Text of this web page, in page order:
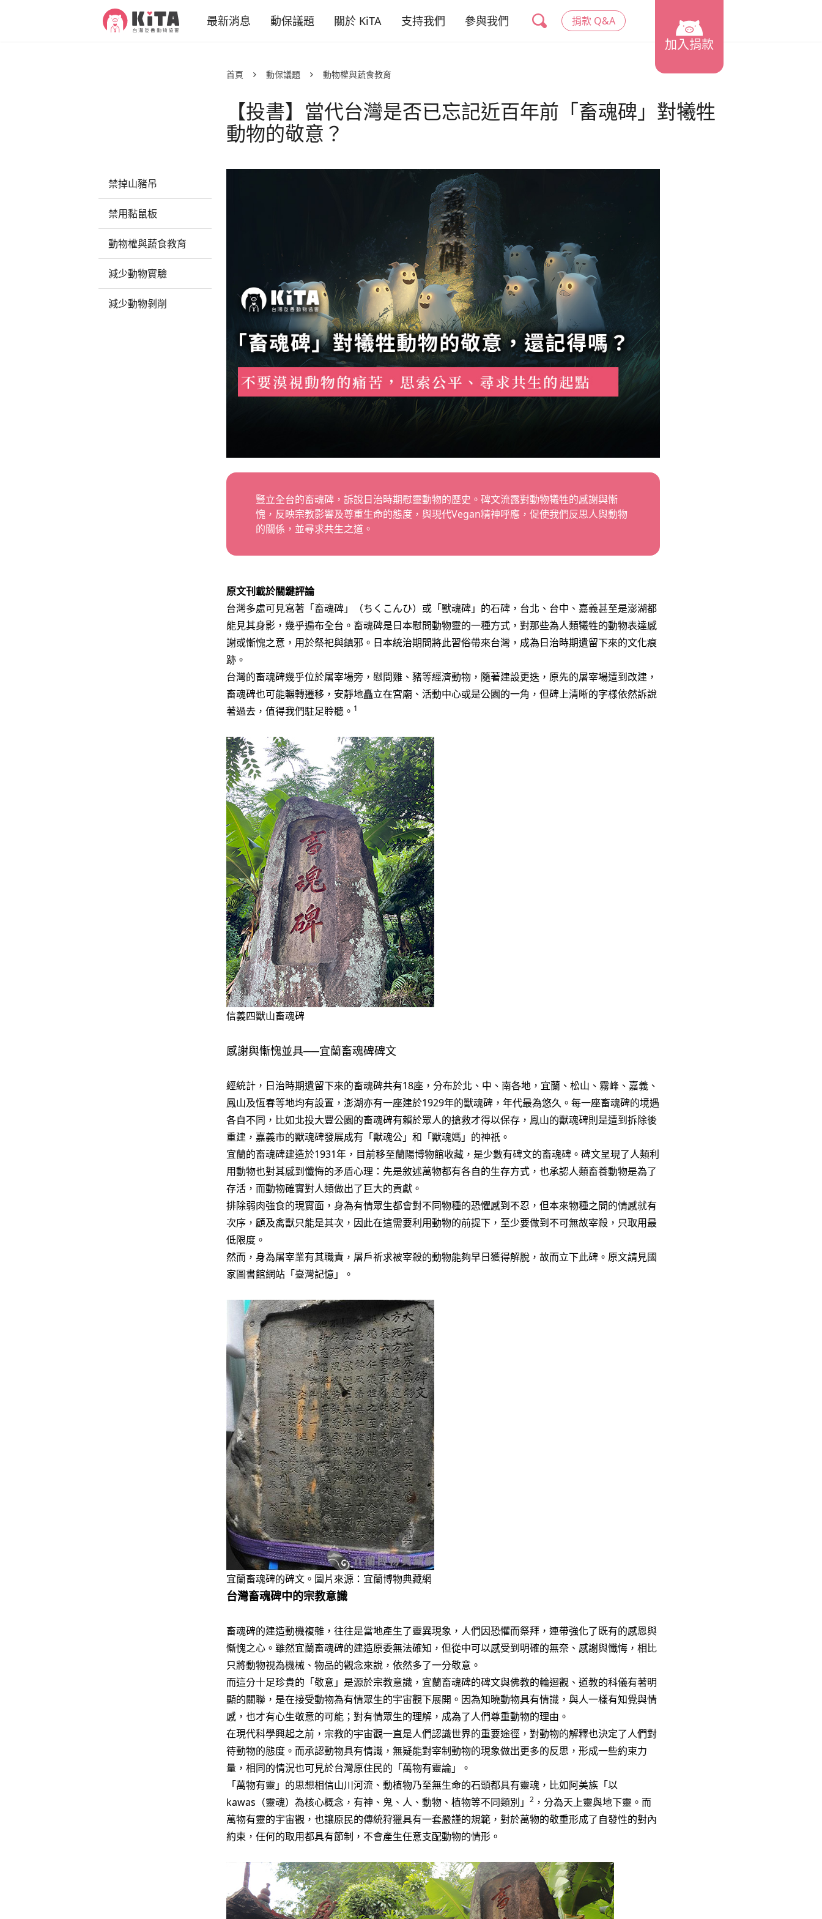
KiTA台灣友善動物協會 最新消息
活動訊息
動保議題
動物權與蔬食教育
減少動物實驗
關於 KiTA
我們的成果
支持我們
活動合作
參與我們
蔬食
捐款 Q&A
加入捐款
首頁 動保議題 動物權與蔬食教育
【投書】當代台灣是否已忘記近百年前「畜魂碑」對犧牲
動物的敬意？
禁掉山豬吊
禁用黏鼠板
動物權與蔬食教育
減少動物實驗
減少動物剝削
豎立全台的畜魂碑，訴說日治時期慰靈動物的歷史。碑文流露對動物犧牲的感謝與慚
愧，反映宗教影響及尊重生命的態度，與現代Vegan精神呼應，促使我們反思人與動物
的關係，並尋求共生之道。
原文刊載於關鍵評論
台灣多處可見寫著「畜魂碑」（ちくこんひ）或「獸魂碑」的石碑，台北、台中、嘉義甚至是澎湖都
能見其身影，幾乎遍布全台。畜魂碑是日本慰問動物靈的一種方式，對那些為人類犧牲的動物表達感
謝或慚愧之意，用於祭祀與鎮邪。日本統治期間將此習俗帶來台灣，成為日治時期遺留下來的文化痕
跡。
台灣的畜魂碑幾乎位於屠宰場旁，慰問雞、豬等經濟動物，隨著建設更迭，原先的屠宰場遭到改建，
畜魂碑也可能輾轉遷移，安靜地矗立在宮廟、活動中心或是公園的一角，但碑上清晰的字樣依然訴說
著過去，值得我們駐足聆聽。 1
信義四獸山畜魂碑
感謝與慚愧並具──宜蘭畜魂碑碑文
經統計，日治時期遺留下來的畜魂碑共有18座，分布於北、中、南各地，宜蘭、松山、霧峰、嘉義、
鳳山及恆春等地均有設置，澎湖亦有一座建於1929年的獸魂碑，年代最為悠久。每一座畜魂碑的境遇
各自不同，比如北投大豐公園的畜魂碑有賴於眾人的搶救才得以保存，鳳山的獸魂碑則是遭到拆除後
重建，嘉義市的獸魂碑發展成有「獸魂公」和「獸魂媽」的神祇。
宜蘭的畜魂碑建造於1931年，目前移至蘭陽博物館收藏，是少數有碑文的畜魂碑。碑文呈現了人類利
用動物也對其感到懺悔的矛盾心理：先是敘述萬物都有各自的生存方式，也承認人類畜養動物是為了
存活，而動物確實對人類做出了巨大的貢獻。
排除弱肉強食的現實面，身為有情眾生都會對不同物種的恐懼感到不忍，但本來物種之間的情感就有
次序，顧及禽獸只能是其次，因此在這需要利用動物的前提下，至少要做到不可無故宰殺，只取用最
低限度。
然而，身為屠宰業有其職責，屠戶祈求被宰殺的動物能夠早日獲得解脫，故而立下此碑。原文請見國
家圖書館網站「臺灣記憶」
。
宜蘭畜魂碑的碑文。圖片來源：宜蘭博物典藏網
台灣畜魂碑中的宗教意識
畜魂碑的建造動機複雜，往往是當地產生了靈異現象，人們因恐懼而祭拜，連帶強化了既有的感恩與
慚愧之心。雖然宜蘭畜魂碑的建造原委無法確知，但從中可以感受到明確的無奈、感謝與懺悔，相比
只將動物視為機械、物品的觀念來說，依然多了一分敬意。
而這分十足珍貴的「敬意」是源於宗教意識，宜蘭畜魂碑的碑文與佛教的輪迴觀、道教的科儀有著明
顯的關聯，是在接受動物為有情眾生的宇宙觀下展開。因為知曉動物具有情識，與人一樣有知覺與情
感，也才有心生敬意的可能；對有情眾生的理解，成為了人們尊重動物的理由。
在現代科學興起之前，宗教的宇宙觀一直是人們認識世界的重要途徑，對動物的解釋也決定了人們對
待動物的態度。而承認動物具有情識，無疑能對宰制動物的現象做出更多的反思，形成一些約束力
量，相同的情況也可見於台灣原住民的「萬物有靈論」。
「萬物有靈」的思想相信山川河流、動植物乃至無生命的石頭都具有靈魂，比如阿美族「以
kawas（靈魂）為核心概念，有神、鬼、人、動物、植物等不同類別」 2，分為天上靈與地下靈。而
萬物有靈的宇宙觀，也讓原民的傳統狩獵具有一套嚴謹的規範，對於萬物的敬重形成了自發性的對內
約束，任何的取用都具有節制，不會產生任意支配動物的情形。